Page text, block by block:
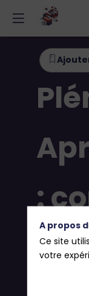
:
A propos
Ce site
votre